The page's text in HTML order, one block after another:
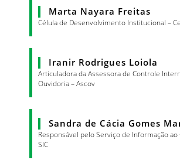
Marta Nayara Freitas
Célula de Desenvolvimento Institucional –
Iranir Rodrigues Loiola
Articuladora da Assessora de Controle
Ouvidoria – Ascov
Sandra de Cácia Gomes
Responsável pelo Serviço de Informação ao
SIC